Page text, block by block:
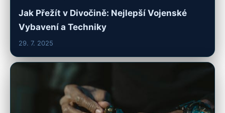
Jak Přežít v Divočině: Nejlepší Vojenské
Vybavení a Techniky
29. 7. 2025